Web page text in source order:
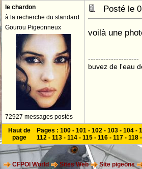
le chardon
à la recherche du standard
Gourou Pigeonneux
72927 messages postés
Posté le
voilà une
--------------------
buvez de l'eau
Haut de
page
Pages : 100 - 101 - 102 - 103 - 104 -
112 - 113 - 114 - 115 - 116 - 117 - 118 -
CFPOI World Sites Web Site pigeons